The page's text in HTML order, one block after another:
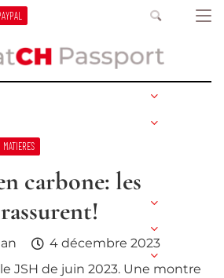
MATIERES
carbone: les
4 décembre 2023
JSH de juin 2023. Une montre